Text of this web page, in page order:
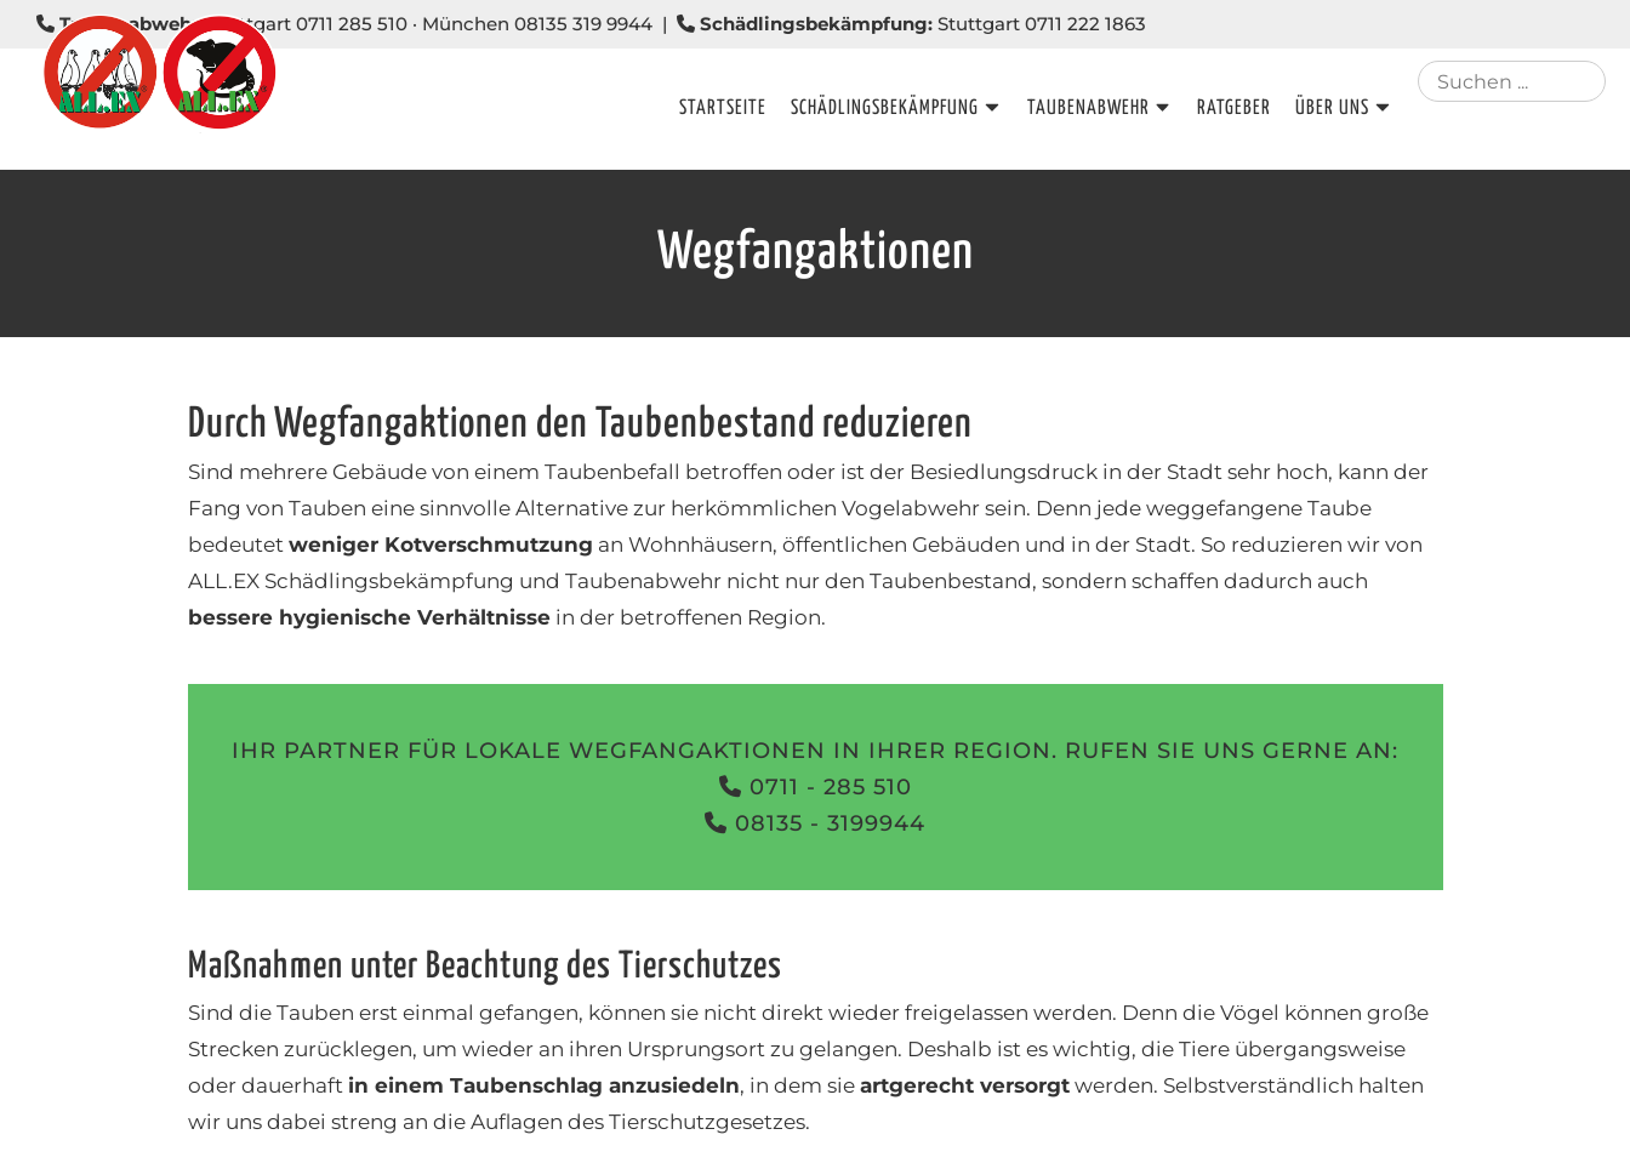
Taubenabwehr: Stuttgart 0711 285 510 · München 08135 319 9944 | Schädlingsbekämpfung: Stuttgart 0711 222 1863
STARTSEITE SCHÄDLINGSBEKÄMPFUNG TAUBENABWEHR RATGEBER ÜBER UNS
Wegfangaktionen
Durch Wegfangaktionen den Taubenbestand reduzieren
Sind mehrere Gebäude von einem Taubenbefall betroffen oder ist der Besiedlungsdruck in der Stadt sehr hoch, kann der
Fang von Tauben eine sinnvolle Alternative zur herkömmlichen Vogelabwehr sein. Denn jede weggefangene Taube
bedeutet weniger Kotverschmutzung an Wohnhäusern, öffentlichen Gebäuden und in der Stadt. So reduzieren wir von
ALL.EX Schädlingsbekämpfung und Taubenabwehr nicht nur den Taubenbestand, sondern schaffen dadurch auch
bessere hygienische Verhältnissein der betroffenen Region.
IHR PARTNER FÜR LOKALE WEGFANGAKTIONEN IN IHRER REGION. RUFEN SIE UNS GERNE AN:
0711 - 285 510
08135 - 3199944
Maßnahmen unter Beachtung des Tierschutzes
Sind die Tauben erst einmal gefangen, können sie nicht direkt wieder freigelassen werden. Denn die Vögel können große
Strecken zurücklegen, um wieder an ihren Ursprungsort zu gelangen. Deshalb ist es wichtig, die Tiere übergangsweise
oder dauerhaft in einem Taubenschlag anzusiedeln, in dem sie artgerecht versorgtwerden. Selbstverständlich halten
wir uns dabei streng an die Auflagen des Tierschutzgesetzes.